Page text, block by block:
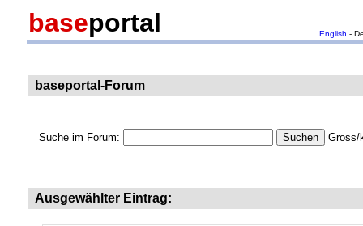
baseportal English -
baseportal-Forum
Suche im Forum: Gross/
Ausgewählter Eintrag: